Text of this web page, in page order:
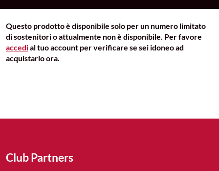
Questo prodotto è disponibile solo per un numero limitato
di sostenitori o attualmente non è disponibile. Per favore
accedial tuo account per verificare se sei idoneo ad
acquistarlo ora.
Club Partners